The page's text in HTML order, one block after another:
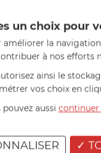
AIDE AU
AVIS CLIENT
(0)
(0)
(0)
un choix pour
améliorer la
à nos efforts
ainsi le
vos choix en
pouvez aussi continuer